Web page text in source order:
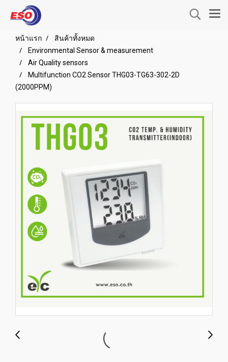
หน้าแรก
สินค้าทั้งหมด
Environmental Sensor & measurement
Air Quality sensors
Multifunction CO2 Sensor THG03-TG63-302-2D
(2000PPM)